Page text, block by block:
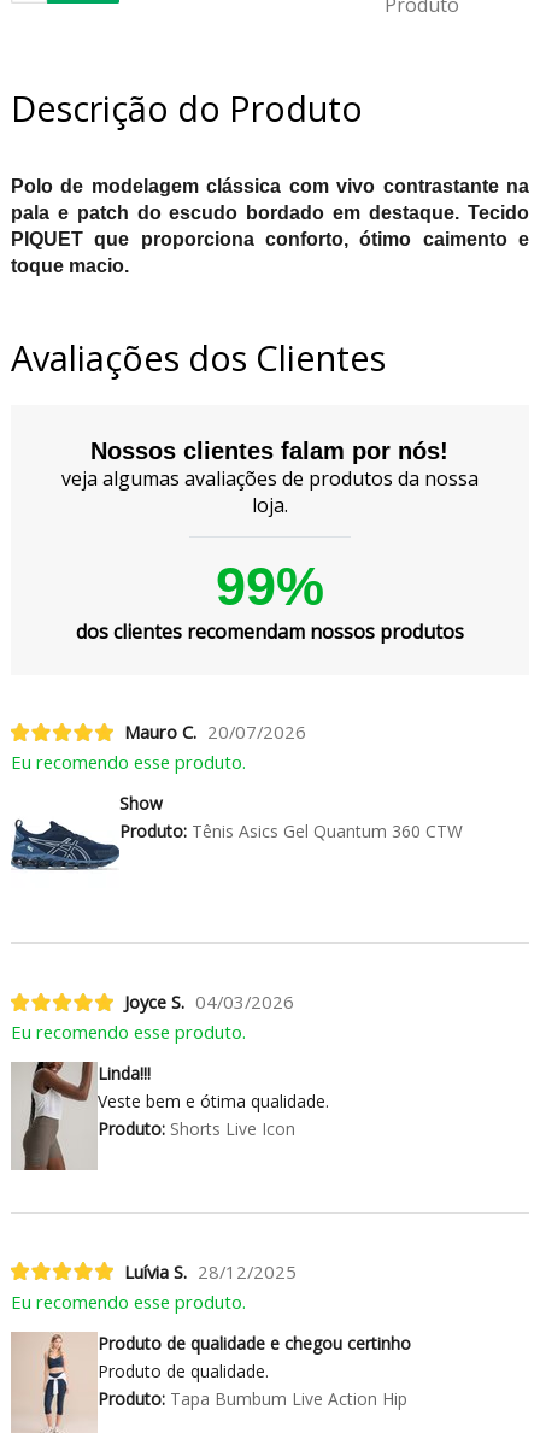
Descrição do Produto
Polo de modelagem clássica com vivo contrastante na
pala e patch do escudo bordado em destaque. Tecido
PIQUET que proporciona conforto, ótimo caimento e
toque macio.
Avaliações dos Clientes
Nossos clientes falam por nós!
veja algumas avaliações de produtos da nossa
loja.
99%
dos clientes recomendam nossos produtos
Mauro C. 20/07/2026
Eu recomendo esse produto.
Show
Produto:Tênis Asics Gel Quantum 360 CTW
Joyce S. 04/03/2026
Eu recomendo esse produto.
Linda!!!
Veste bem e ótima qualidade.
Produto:Shorts Live Icon
Luívia S. 28/12/2025
Eu recomendo esse produto.
Produto de qualidade e chegou certinho
Produto de qualidade.
Produto:Tapa Bumbum Live Action Hip